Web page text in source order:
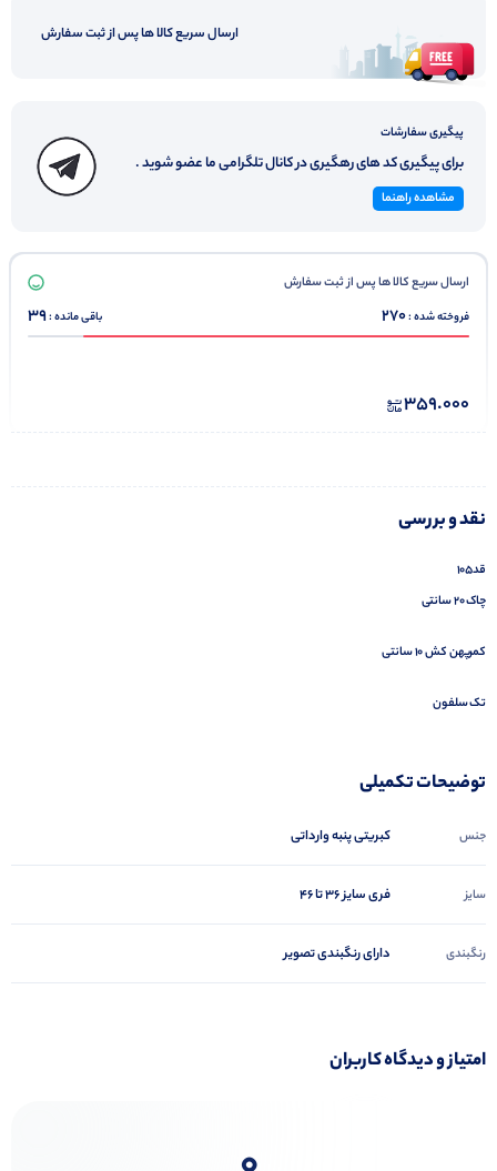
ارسال سریع کالا ها پس از ثبت سفارش
پیگیری سفارشات
برای پیگیری کد های رهگیری در کانال تلگرامی ما عضو شوید .
مشاهده راهنما
ارسال سریع کالا ها پس از ثبت سفارش
فروخته شده :270 باقی مانده :39
359.000
نقد و بررسی
قد۱۰۵
چاک ۲۰ سانتی
کمرپهن کش ۱۰ سانتی
تک سلفون
توضیحات تکمیلی
جنس کبریتی پنبه وارداتی
سایز فری سایز ۳۶ تا ۴۶
رنگبندی دارای رنگبندی تصویر
امتیاز و دیدگاه کاربران